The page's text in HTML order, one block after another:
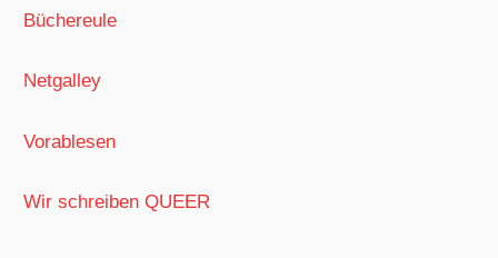
Büchereule
Netgalley
Vorablesen
Wir schreiben QUEER